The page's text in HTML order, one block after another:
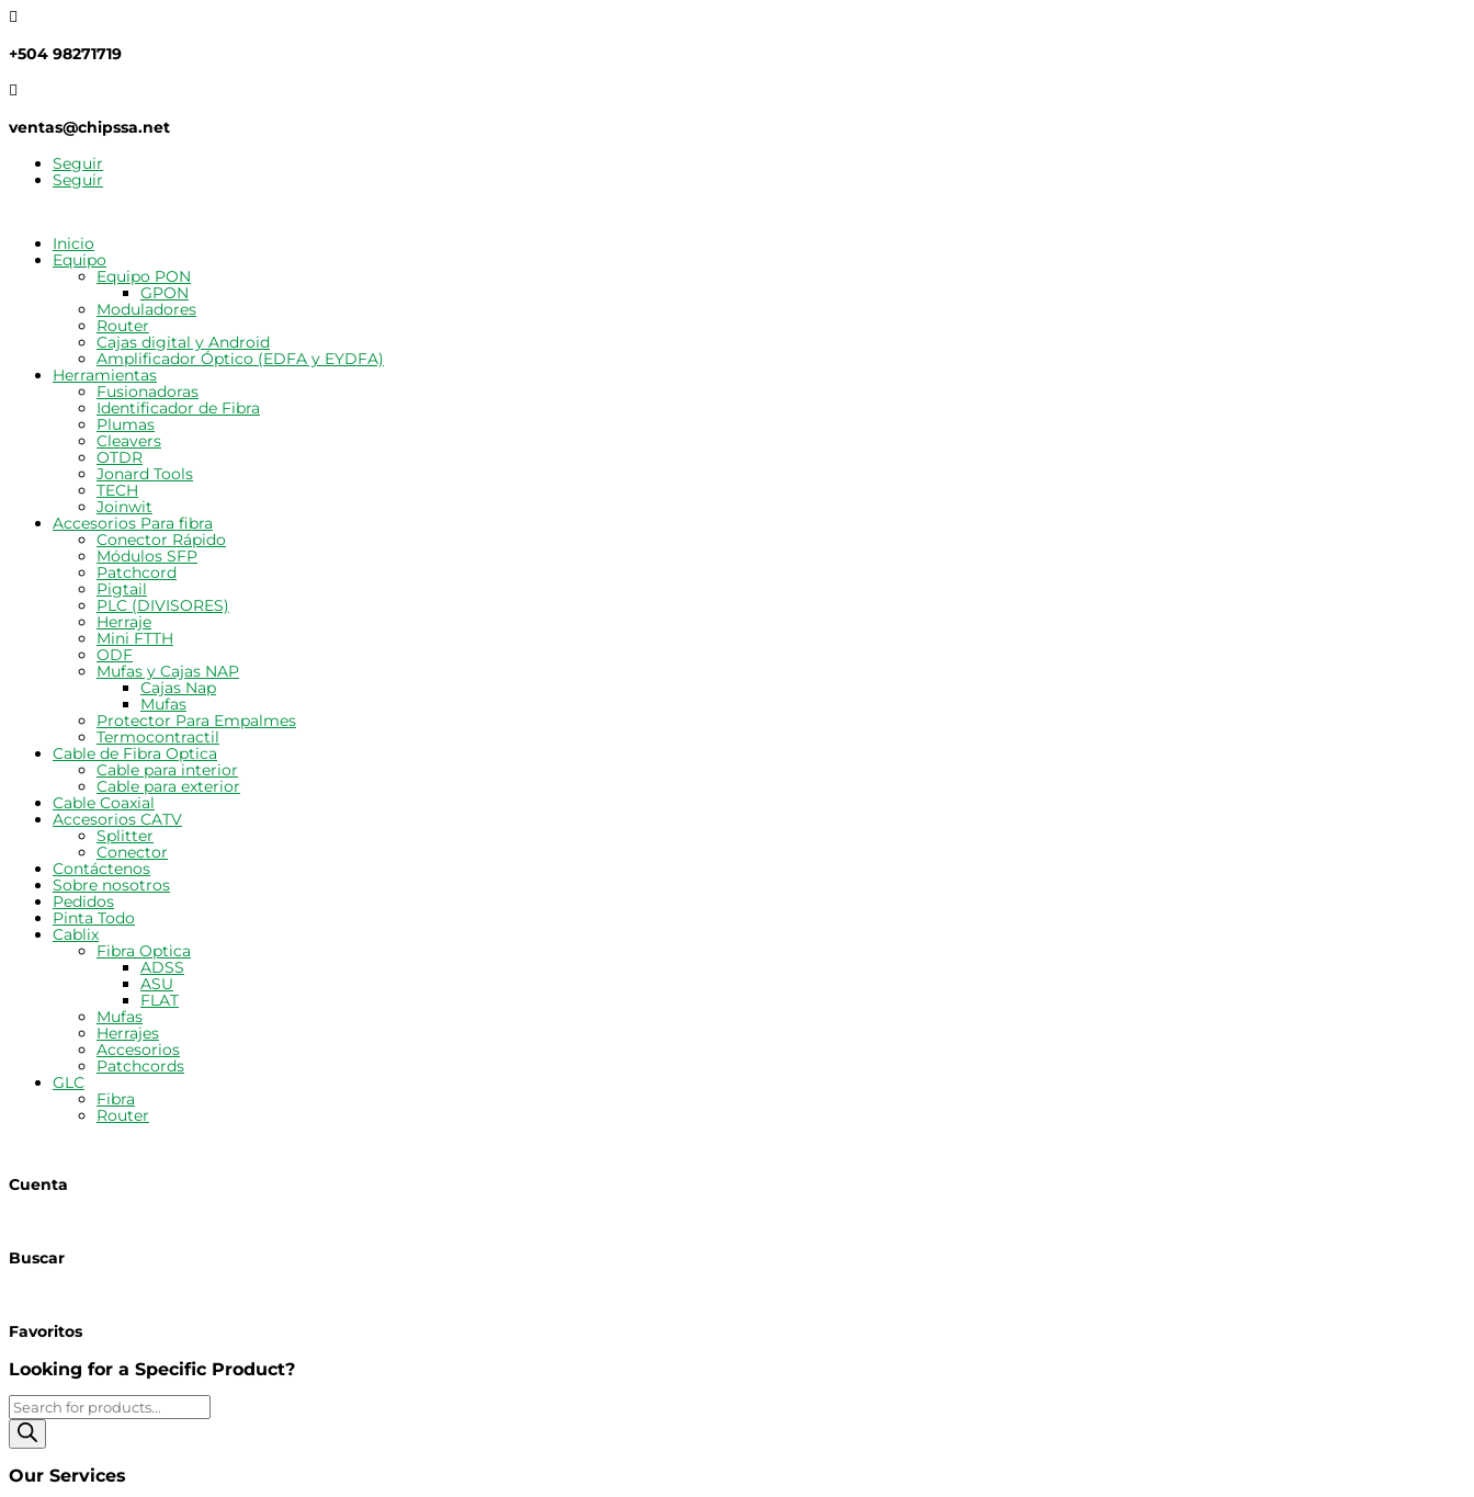

+504 98271719

ventas@chipssa.net
Seguir
Seguir
Inicio
Equipo
Equipo PON
GPON
Moduladores
Router
Cajas digital y Android
Amplificador Óptico (EDFA y EYDFA)
Herramientas
Fusionadoras
Identificador de Fibra
Plumas
Cleavers
OTDR
Jonard Tools
TECH
Joinwit
Accesorios Para fibra
Conector Rápido
Módulos SFP
Patchcord
Pigtail
PLC (DIVISORES)
Herraje
Mini FTTH
ODF
Mufas y Cajas NAP
Cajas Nap
Mufas
Protector Para Empalmes
Termocontractil
Cable de Fibra Optica
Cable para interior
Cable para exterior
Cable Coaxial
Accesorios CATV
Splitter
Conector
Contáctenos
Sobre nosotros
Pedidos
Pinta Todo
Cablix
Fibra Optica
ADSS
ASU
FLAT
Mufas
Herrajes
Accesorios
Patchcords
GLC
Fibra
Router
Cuenta
Buscar
Favoritos
Looking for a Specific Product?
Búsqueda
de
productos
Our Services